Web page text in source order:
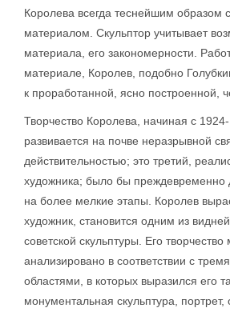
Королева всегда теснейшим образом
материалом. Скульптор учитывает
материала, его закономерности.
материале, Королев, подобно
к проработанной, ясно построенной,
Творчество Королева, начиная с 1924-
развивается на почве неразрывной
действительностью; это третий,
художника; было бы преждевременно
на более мелкие этапы. Королев
художник, становится одним из
советской скульптуры. Его
анализировано в соответствии с
областями, в которых выразился его
монументальная скульптура, портрет,